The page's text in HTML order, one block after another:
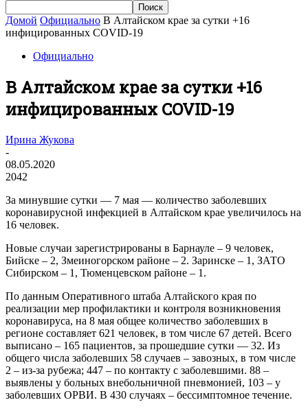
Домой Официально В Алтайском крае за сутки +16
инфицированных COVID-19
Официально
В Алтайском крае за сутки +16
инфицированных COVID-19
Ирина Жукова
-
08.05.2020
2042
За минувшие сутки — 7 мая — количество заболевших
коронавирусной инфекцией в Алтайском крае увеличилось на
16 человек.
Новые случаи зарегистрированы в Барнауле – 9 человек,
Бийске – 2, Змеиногорском районе – 2. Заринске – 1, ЗАТО
Сибирском – 1, Тюменцевском районе – 1.
По данным Оперативного штаба Алтайского края по
реализации мер профилактики и контроля возникновения
коронавируса, на 8 мая общее количество заболевших в
регионе составляет 621 человек, в том числе 67 детей. Всего
выписано – 165 пациентов, за прошедшие сутки — 32. Из
общего числа заболевших 58 случаев – завозных, в том числе
2 – из-за рубежа; 447 – по контакту с заболевшими. 88 –
выявлены у больных внебольничной пневмонией, 103 – у
заболевших ОРВИ. В 430 случаях – бессимптомное течение.